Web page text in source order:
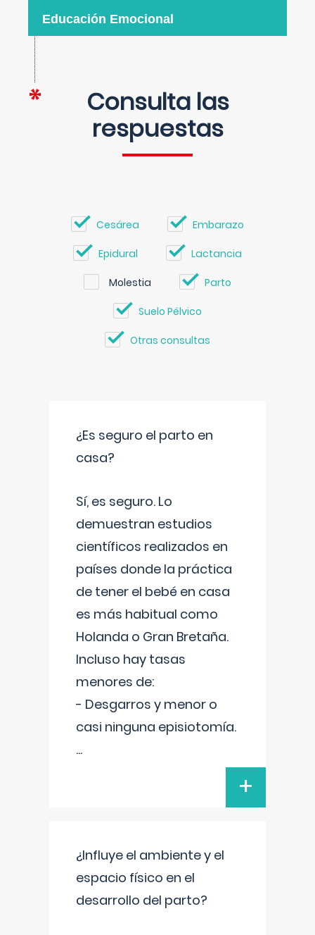
Educación Emocional
Consulta las
respuestas
Cesárea Embarazo
Epidural Lactancia
Molestia Parto
Suelo Pélvico
Otras consultas
¿Es seguro el parto en
casa?
Sí, es seguro. Lo
demuestran estudios
científicos realizados en
países donde la práctica
de tener el bebé en casa
es más habitual como
Holanda o Gran Bretaña.
Incluso hay tasas
menores de:
- Desgarros y menor o
casi ninguna episiotomía.
...
+
¿Influye el ambiente y el
espacio físico en el
desarrollo del parto?